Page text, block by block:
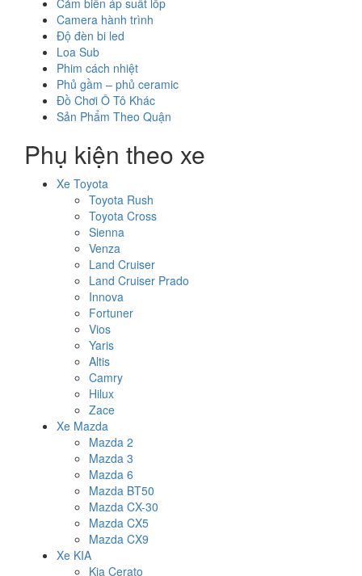
Cảm biến áp suất lốp
Camera hành trình
Độ đèn bi led
Loa Sub
Phim cách nhiệt
Phủ gầm – phủ ceramic
Đồ Chơi Ô Tô Khác
Sản Phẩm Theo Quận
Phụ kiện theo xe
Xe Toyota
Toyota Rush
Toyota Cross
Sienna
Venza
Land Cruiser
Land Cruiser Prado
Innova
Fortuner
Vios
Yaris
Altis
Camry
Hilux
Zace
Xe Mazda
Mazda 2
Mazda 3
Mazda 6
Mazda BT50
Mazda CX-30
Mazda CX5
Mazda CX9
Xe KIA
Kia Cerato